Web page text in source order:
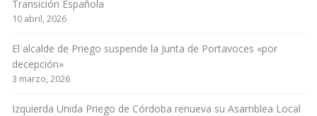
Transición Española
10 abril, 2026
El alcalde de Priego suspende la Junta de Portavoces «por
decepción»
3 marzo, 2026
Izquierda Unida Priego de Córdoba renueva su Asamblea Local